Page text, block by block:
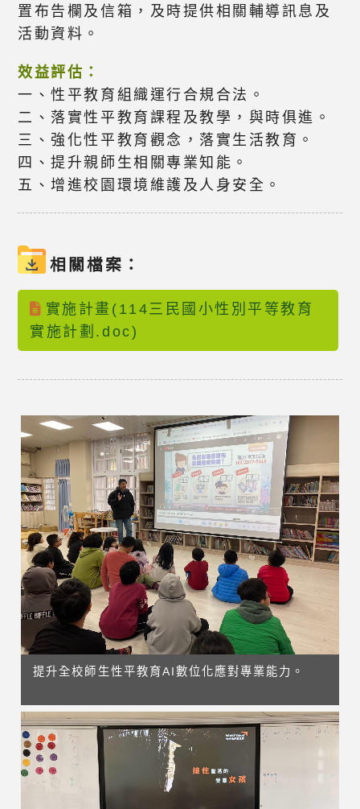
置布告欄及信箱，及時提供相關輔導訊息及
活動資料。
效益評估：
一、性平教育組織運行合規合法。
二、落實性平教育課程及教學，與時俱進。
三、強化性平教育觀念，落實生活教育。
四、提升親師生相關專業知能。
五、增進校園環境維護及人身安全。
相關檔案：
實施計畫(114三民國小性別平等教育
實施計劃.doc)
提升全校師生性平教育AI數位化應對專業能力。